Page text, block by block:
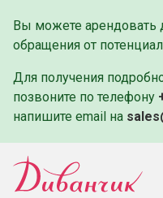
Вы можете арендовать
обращения от
Для получения
позвоните по телефону
напишите email на